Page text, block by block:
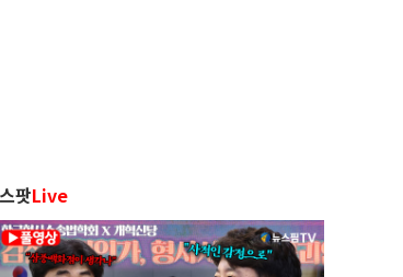
스팟Live